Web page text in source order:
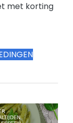
met korting